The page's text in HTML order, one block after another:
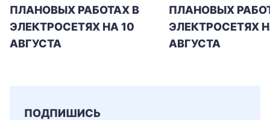
ПЛАНОВЫХ РАБОТАХ В
ЭЛЕКТРОСЕТЯХ НА 10
АВГУСТА
ПЛАНОВЫХ
ЭЛЕКТРОСЕТЯХ
АВГУСТА
ПОДПИШИСЬ